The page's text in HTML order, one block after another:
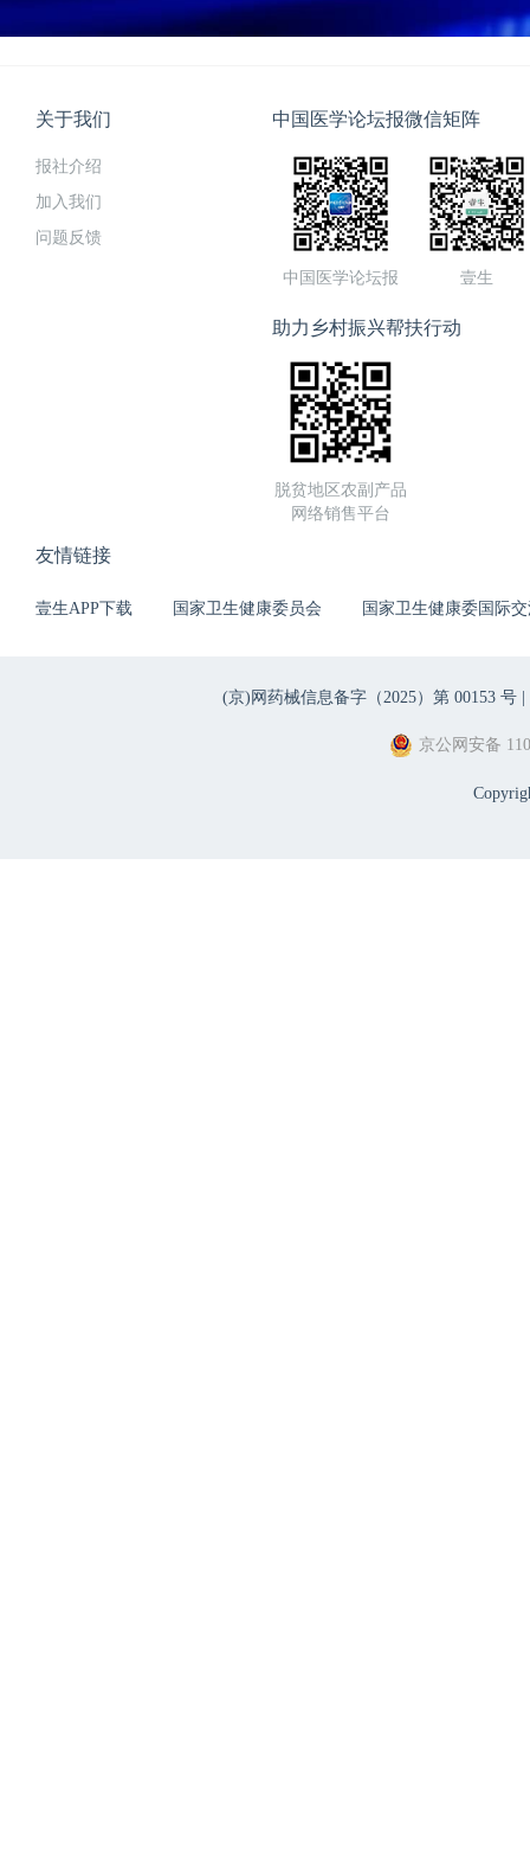
关于我们
报社介绍
加入我们
问题反馈
中国医学论坛报微信矩阵
中国医学论坛报 壹生
助力乡村振兴帮扶行动
脱贫地区农副产品
网络销售平台
友情链接
壹生APP下载 国家卫生健康委员会 国家卫生健康委国际
(京)网药械信息备字（2025）第 00153 号 |
京公网安备